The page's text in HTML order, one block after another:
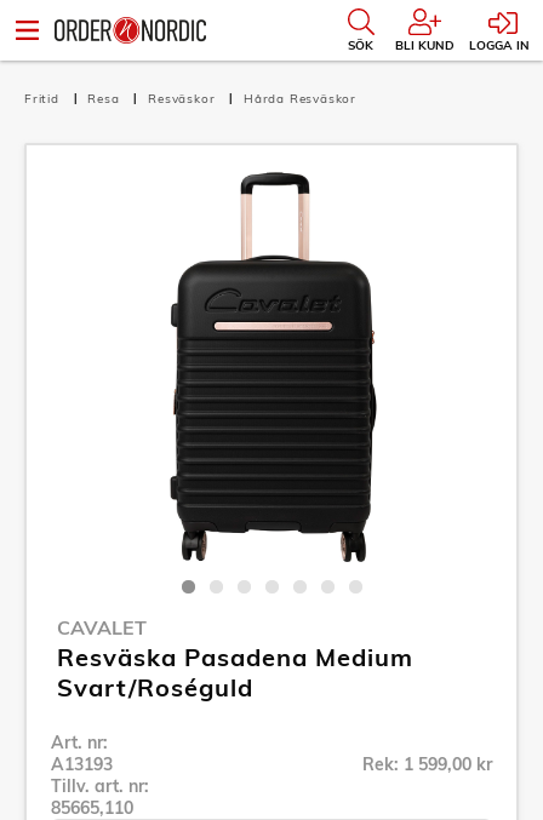
SÖK BLI KUND LOGGA IN
Fritid Resa Resväskor Hårda Resväskor
CAVALET
Resväska Pasadena Medium
Svart/Roséguld
Art. nr:
A13193
Tillv. art. nr:
85665,110
Rek: 1 599,00 kr